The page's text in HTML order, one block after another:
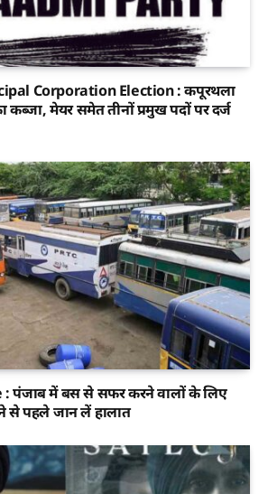
Corporation Election : कपूरथला
कब्जा, मेयर समेत तीनों प्रमुख पदों पर दर्ज
पंजाब में बस से सफर करने वालों के लिए
पहले जान लें हालात